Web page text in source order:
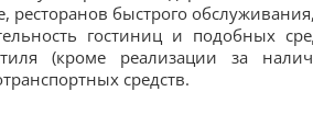
ресторанов быстрого
гостиниц и подобных
(кроме реализации за
средств.